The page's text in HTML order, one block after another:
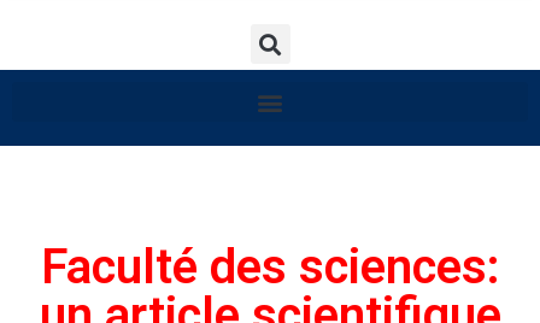
Faculté des sciences: